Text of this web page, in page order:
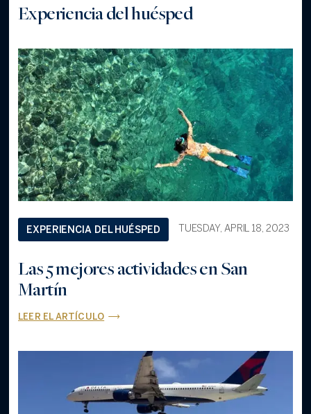
Experiencia del huésped
EXPERIENCIA DEL HUÉSPED TUESDAY, APRIL 18, 2023
Las 5 mejores actividades en San
Martín
LEER EL ARTÍCULO